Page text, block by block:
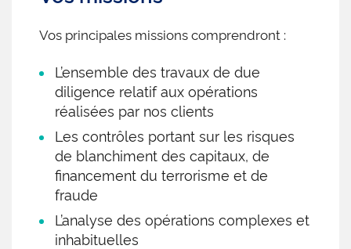
Vos principales missions comprendront :
L’ensemble des travaux de due
diligence relatif aux opérations
réalisées par nos clients
Les contrôles portant sur les risques
de blanchiment des capitaux, de
financement du terrorisme et de
fraude
L’analyse des opérations complexes et
inhabituelles